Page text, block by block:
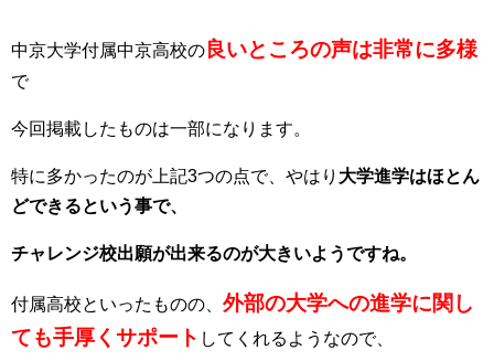
中京大学付属中京高校の 良いところの声は非常に多様
で
今回掲載したものは一部になります。
特に多かったのが上記3つの点で、やはり 大学進学はほとん
どできるという事で、
チャレンジ校出願が出来るのが大きいようですね。
付属高校といったものの、 外部の大学への進学に関し
ても手厚くサポート してくれるようなので、